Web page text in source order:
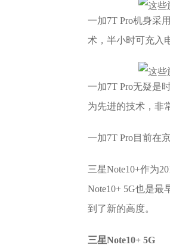
一加7T Pro机身采
术，半小时可充入
一加7T Pro无疑是
为先进的技术，非
一加7T Pro目前在
三星Note10+作为
Note10+ 5G也是
到了新的高度。
三星Note10+ 5G